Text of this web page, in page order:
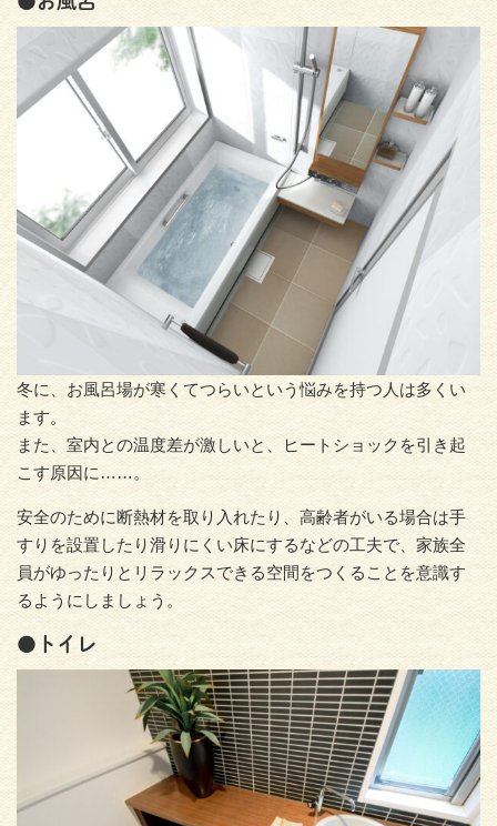
冬に、お風呂場が寒くてつらいという悩みを持つ人は多くい
ます。
また、室内との温度差が激しいと、ヒートショックを引き起
こす原因に……。
安全のために断熱材を取り入れたり、高齢者がいる場合は手
すりを設置したり滑りにくい床にするなどの工夫で、家族全
員がゆったりとリラックスできる空間をつくることを意識す
るようにしましょう。
●トイレ